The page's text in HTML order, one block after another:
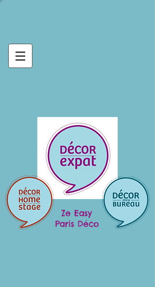
Ze Easy
Paris Déco